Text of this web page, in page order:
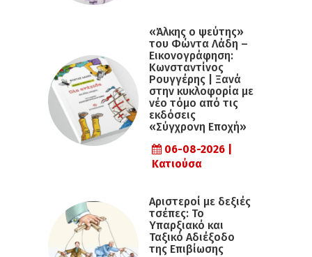
«Άλκης ο ψεύτης»
του Φώντα Λάδη –
Εικονογράφηση:
Κωνσταντίνος
Ρουγγέρης | Ξανά
στην κυκλοφορία με
νέο τόμο από τις
εκδόσεις
«Σύγχρονη Εποχή»
06-08-2026 |
Κατιούσα
Αριστεροί με δεξιές
τσέπες: Το
Υπαρξιακό και
Ταξικό Αδιέξοδο
της Επιβίωσης